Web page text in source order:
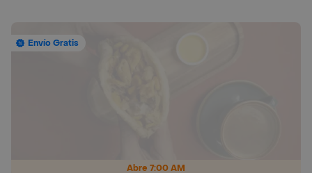
Abre 7:00 AM
Envío Gratis